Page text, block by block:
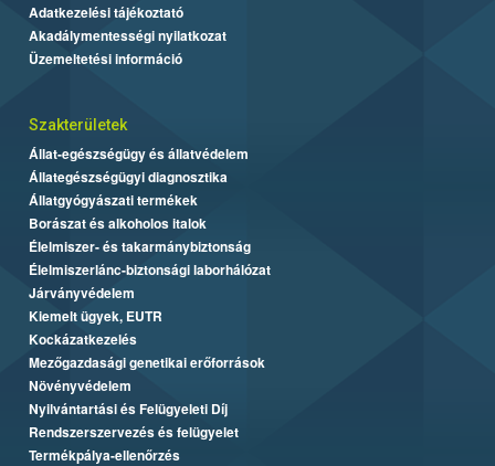
Adatkezelési tájékoztató
Akadálymentességi nyilatkozat
Üzemeltetési információ
Szakterületek
Állat-egészségügy és állatvédelem
Állategészségügyi diagnosztika
Állatgyógyászati termékek
Borászat és alkoholos italok
Élelmiszer- és takarmánybiztonság
Élelmiszerlánc-biztonsági laborhálózat
Járványvédelem
Kiemelt ügyek, EUTR
Kockázatkezelés
Mezőgazdasági genetikai erőforrások
Növényvédelem
Nyilvántartási és Felügyeleti Díj
Rendszerszervezés és felügyelet
Termékpálya-ellenőrzés